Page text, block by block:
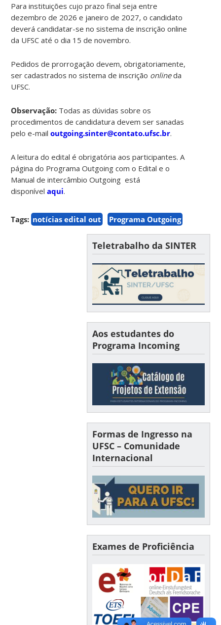
Para instituições cujo prazo final seja entre
dezembro de 2026 e janeiro de 2027, o candidato
deverá candidatar-se no sistema de inscrição online
da UFSC até o dia 15 de novembro.
Pedidos de prorrogação devem, obrigatoriamente,
ser cadastrados no sistema de inscrição onlineda
UFSC.
Observação: Todas as dúvidas sobre os
procedimentos de candidatura devem ser sanadas
pelo e-mailoutgoing.sinter@contato.ufsc.br.
A leitura do edital é obrigatória aos participantes. A
página do Programa Outgoing com o Edital e o
Manual de intercâmbio Outgoing está
disponívelaqui.
Tags: notícias edital out Programa Outgoing
Teletrabalho da SINTER
Aos estudantes do
Programa Incoming
Formas de Ingresso na
UFSC – Comunidade
Internacional
Exames de Proficiência